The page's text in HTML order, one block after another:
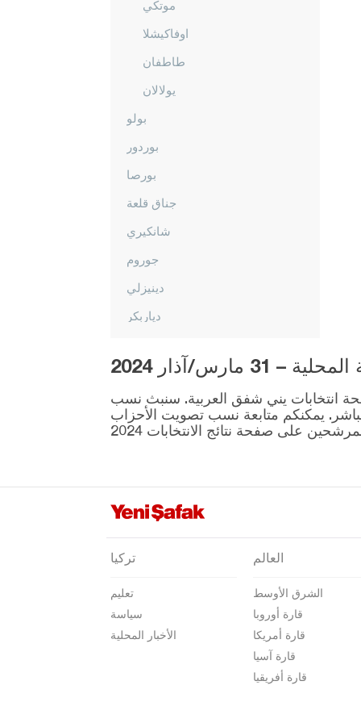
موتكي
اوفاكيشلا
طاطفان
يولالان
بولو
بوردور
بورصا
جناق قلعة
شانكيري
جوروم
دينيزلي
دياربكر
أدرنة
إلازغ
إيرزينجان
إيسكي شهير
غازي عنتاب
غيراسون
كوموش خانة
هاكّاري
مارس/آذار 2024
المقرر إجراؤها في 31 مارس موجودة على صفحة انتخابات يني شفق العربية. سنبث نسب
ونتائج الانتخابات بشكل مباشر. يمكنكم متابعة نسب تصويت الأحزاب
تركيا
تعليم
سياسة
الأخبار المحلية
العالم
الشرق الأوسط
قارة أوروبا
قارة أمريكا
قارة آسيا
قارة أفريقيا